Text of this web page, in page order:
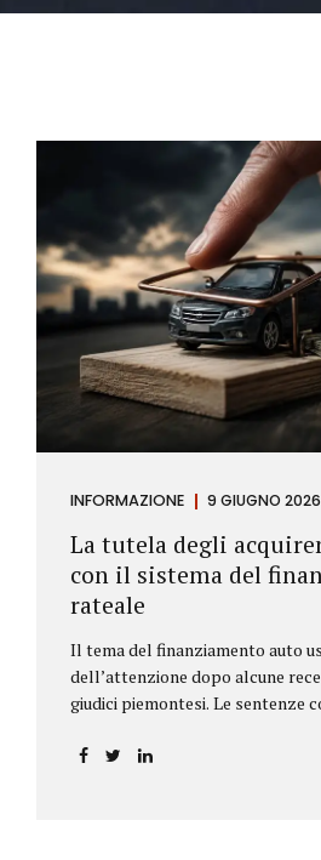
INFORMAZIONE 9 GIUGNO 2026
La tutela degli
con il sistema del
rateale
Il tema del finanziamento auto
dell’attenzione dopo alcune
giudici piemontesi. Le sentenze
incidere sul calcolo del tasso